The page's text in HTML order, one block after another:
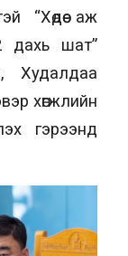
“Хөдөө аж
2 дахь шат”
Худалдаа
хөгжлийн
гэрээнд